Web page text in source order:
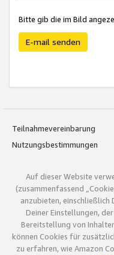
Bitte gib die im Bild
E-mail senden
Teilnahmevereinbarung
Nutzungsbestimmungen
Auf dieser Website
(zusammenfassend
anzubieten, einschließlich
Deiner Einstellungen,
Bereitstellung von
können Cookies für
zu erfahren, wie Amazon